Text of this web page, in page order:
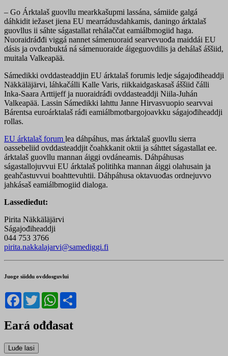
– Go Árktalaš guovllu mearkkašupmi lassána, sámiide galgá
dáhkidit iežaset jiena EU mearrádusdahkamis, daningo árktalaš
guovllus ii sáhte ságastallat rehálaččat eamiálbmogiid haga.
Nuoraidráđđi viggá nannet sámenuoraid searvevuođa maiddái EU
dásis ja ovdanbuktá ná sámenuoraide áigeguovdilis ja dehálaš áššiid,
muitala Valkeapää.
Sámedikki ovddasteaddjin EU árktalaš forumis ledje ságajođiheaddji
Näkkäläjärvi, láhkačálli Kalle Varis, riikkaidgaskasaš áššiid čálli
Inka-Saara Arttijeff ja nuoraidráđi ovddasteaddji Niila-Juhán
Valkeapää. Lassin Sámedikki lahttu Janne Hirvasvuopio searvvai
Bárentsa euroárktalaš ráđi eamiálbmotbargojoavkku ságajođiheaddji
rollas.
EU árktalaš forum lea dáhpáhus, mas árktalaš guovllu sierra
oassebeliid ovddasteaddjit čoahkkanit oktii ja sáhttet ságastallat ee.
árktalaš guovllu mannan áiggi ovdáneamis. Dáhpáhusas
ságastallojuvvui EU árktalaš politihka mannan áiggi olahusain ja
geahčastuvvui boahttevuhtii. Dáhpáhusa oktavuođas ordnejuvvo
jahkásaš eamiálbmogiid dialoga.
Lassedieđut:
Pirita Näkkäläjärvi
Ságajođiheaddji
044 753 3766
pirita.nakkalajarvi@samediggi.fi
Juoge siiddu ovddosguvlui
Facebook
TwitterWhatsApp
Eará ođđasat